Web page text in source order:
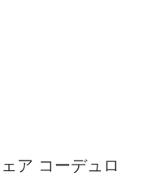
ア コーデュロ